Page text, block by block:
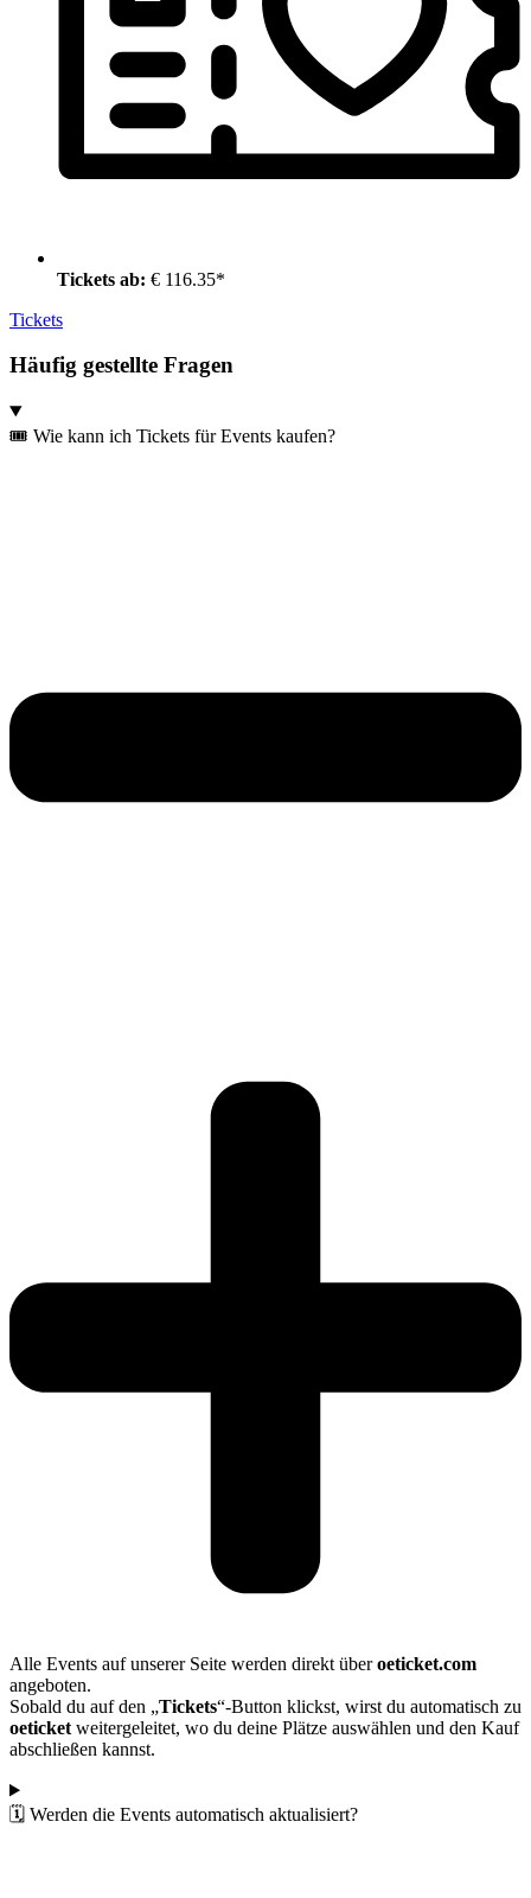
Tickets ab: € 116.35*
Tickets
Häufig gestellte Fragen
🎟️ Wie kann ich Tickets für Events kaufen?
Alle Events auf unserer Seite werden direkt überoeticket.com
angeboten.
Sobald du auf den „Tickets“-Button klickst, wirst du automatisch zu
oeticketweitergeleitet, wo du deine Plätze auswählen und den Kauf
abschließen kannst.
🗓️ Werden die Events automatisch aktualisiert?